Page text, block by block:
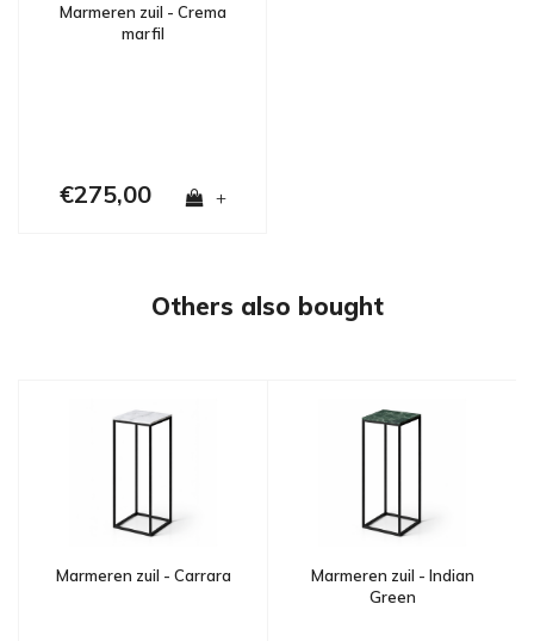
Marmeren zuil - Crema
marfil
€275,00 +
Others also bought
Marmeren zuil - Carrara
Marmeren zuil - Indian
Green